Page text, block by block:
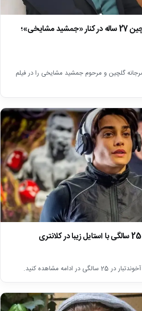
سفر در زمان| مرجانه گلچین 27 ساله در کنار «جمشید مشایخی»؛
گلچین و مرحوم جمشید مشایخی را در فیلم
ادامه مشاهده کنید.